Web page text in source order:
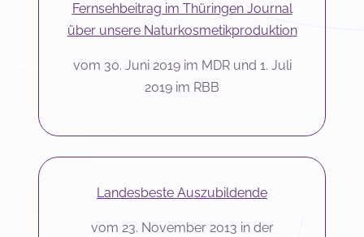
Fernsehbeitrag im Thüringen Journal
über unsere Naturkosmetikproduktion
vom 30. Juni 2019 im MDR und 1. Juli
2019 im RBB
Landesbeste Auszubildende
vom 23. November 2013 in der